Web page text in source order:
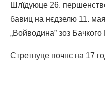
Шлїдуюце 26.
бавиц на нєдзелю 11.
„Войводина” зоз
Стретнуце почнє на 17